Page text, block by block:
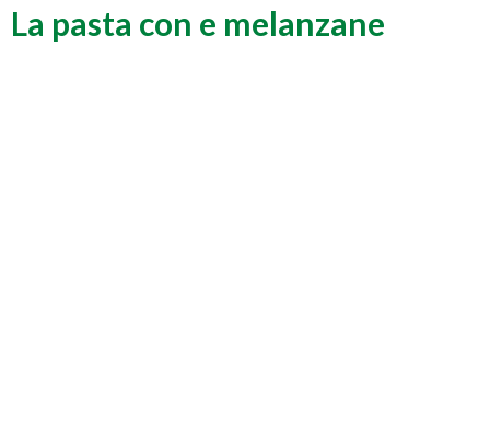
La pasta con e melanzane